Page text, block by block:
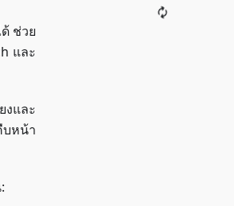
ช่วย
และ
และ
บหน้า